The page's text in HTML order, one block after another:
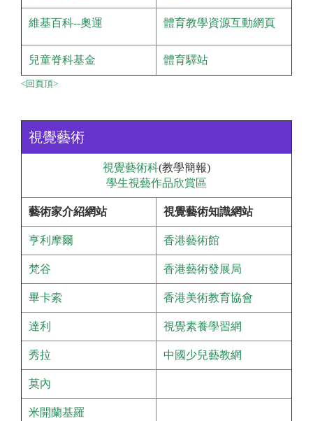
維基百科--奧運 體育教學資源互動網頁
兒童脊科基金 體育驛站
<回頁頂>
視覺藝術
視覺藝術科(教學簡報)
學生視藝作品欣賞區
藝術家介紹網站 視覺藝術知識網站
亨利摩爾 香港藝術館
梵谷 香港藝術發展局
畢卡索 香港美術教育協會
達利 視覺素養學習網
秀拉 中國少兒藝教網
莫內
米開蘭基羅